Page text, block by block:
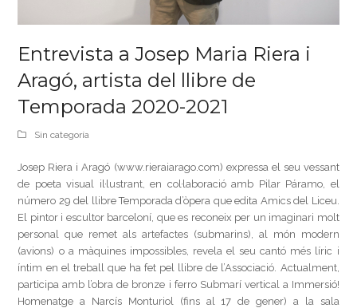
Entrevista a Josep Maria Riera i
Aragó, artista del llibre de
Temporada 2020-2021
Sin categoría
Josep Riera i Aragó (www.rieraiarago.com) expressa el seu vessant
de poeta visual il·lustrant, en col·laboració amb Pilar Páramo, el
número 29 del llibre Temporada d’òpera que edita Amics del Liceu.
El pintor i escultor barceloní, que es reconeix per un imaginari molt
personal que remet als artefactes (submarins), al món modern
(avions) o a màquines impossibles, revela el seu cantó més líric i
íntim en el treball que ha fet pel llibre de l’Associació. Actualment,
participa amb l’obra de bronze i ferro Submarí vertical a Immersió!
Homenatge a Narcís Monturiol (fins al 17 de gener) a la sala